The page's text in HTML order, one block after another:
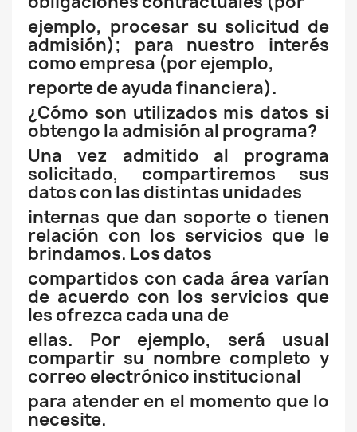
ejemplo, procesar su solicitud de
admisión); para nuestro interés
como empresa (por ejemplo,
reporte de ayuda financiera).
¿Cómo son utilizados mis datos si
obtengo la admisión al programa?
Una vez admitido al programa
solicitado, compartiremos sus
datos con las distintas unidades
internas que dan soporte o tienen
relación con los servicios que le
brindamos. Los datos
compartidos con cada área varían
de acuerdo con los servicios que
les ofrezca cada una de
ellas. Por ejemplo, será usual
compartir su nombre completo y
correo electrónico institucional
para atender en el momento que lo
necesite.